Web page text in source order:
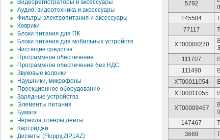
Видеорегистраторы и аксессуары
Аудио, видеотехника и аксессуары
Фильтры электропитания и аксессуары
Коврики
Блоки питания для ПК
Блоки питания для мобильных устройств
Чистящие средства
Программное обеспечение
Программное обеспечение без НДС
Звуковые колонки
Наушники, микрофоны
Проекционное оборудование
Зарядные устройства
Элементы питания
Бумага
Чернила,тонеры,ленты
Картриджи
Дискеты (Floppy,ZIP,JAZ)
5792
145504
77117
XT00008270
111707
111490
XT00011054
XT00011055
XT00009467
147467
3660